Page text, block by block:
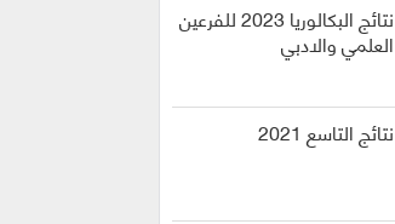
نتائج البكالوريا 2023 للفرعين
العلمي والادبي
نتائج التاسع 2021